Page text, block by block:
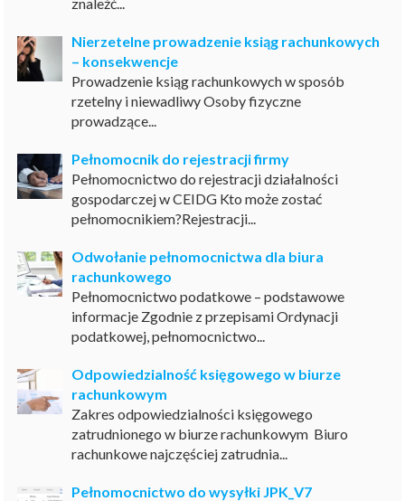
Nierzetelne prowadzenie ksiąg rachunkowych
– konsekwencje
Prowadzenie ksiąg rachunkowych w sposób
rzetelny i niewadliwy Osoby fizyczne
prowadzące...
Pełnomocnik do rejestracji firmy
Pełnomocnictwo do rejestracji działalności
gospodarczej w CEIDG Kto może zostać
pełnomocnikiem?Rejestracji...
Odwołanie pełnomocnictwa dla biura
rachunkowego
Pełnomocnictwo podatkowe – podstawowe
informacje Zgodnie z przepisami Ordynacji
podatkowej, pełnomocnictwo...
Odpowiedzialność księgowego w biurze
rachunkowym
Zakres odpowiedzialności księgowego
zatrudnionego w biurze rachunkowym Biuro
rachunkowe najczęściej zatrudnia...
Pełnomocnictwo do wysyłki JPK_V7